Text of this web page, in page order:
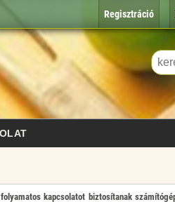
Regisztráció
kapcsolatot biztosítanak